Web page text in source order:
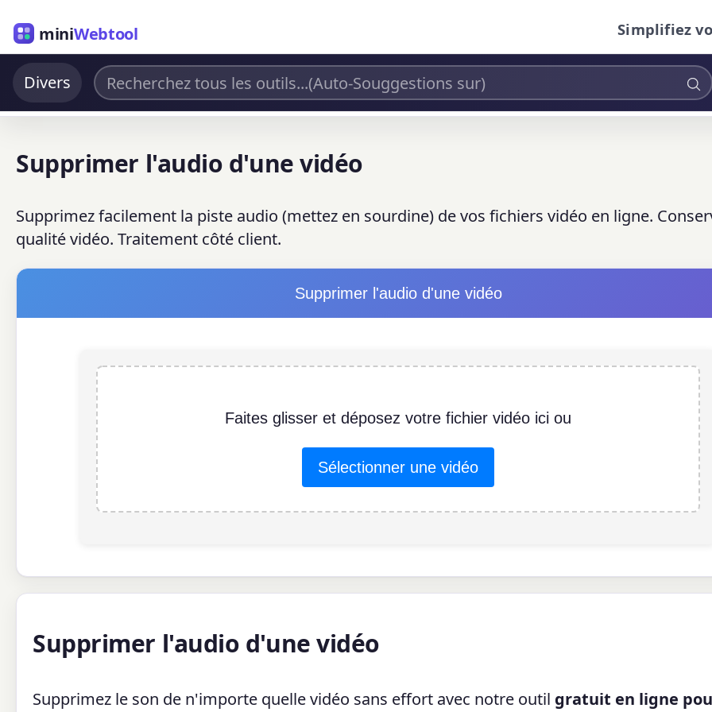
miniWebtool Simplifiez
Divers
Supprimer l'audio d'une vidéo
Supprimez facilement la piste audio (mettez en sourdine) de vos fichiers vidéo en ligne.
qualité vidéo. Traitement côté client.
Supprimer l'audio d'une vidéo
Faites glisser et déposez votre fichier vidéo ici ou
Sélectionner une vidéo
Supprimer l'audio d'une vidéo
Supprimez le son de n'importe quelle vidéo sans effort avec notre outil gratuit en ligne